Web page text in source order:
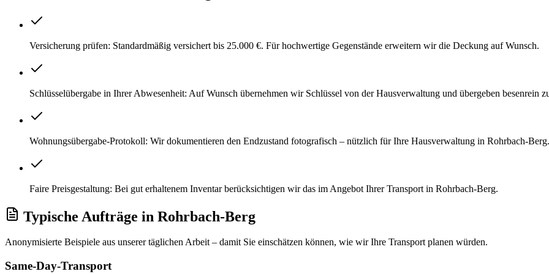
Versicherung prüfen: Standardmäßig versichert bis 25.000 €. Für hochwertige Gegenstände erweitern wir die Deckung auf Wunsch.
Schlüsselübergabe in Ihrer Abwesenheit: Auf Wunsch übernehmen wir Schlüssel von der Hausverwaltung und übergeben besenrein
Wohnungsübergabe-Protokoll: Wir dokumentieren den Endzustand fotografisch – nützlich für Ihre Hausverwaltung in Rohrbach-Berg.
Faire Preisgestaltung: Bei gut erhaltenem Inventar berücksichtigen wir das im Angebot Ihrer Transport in Rohrbach-Berg.
Typische Aufträge in Rohrbach-Berg
Anonymisierte Beispiele aus unserer täglichen Arbeit – damit Sie einschätzen können, wie wir Ihre Transportplanen würden.
Same-Day-Transport